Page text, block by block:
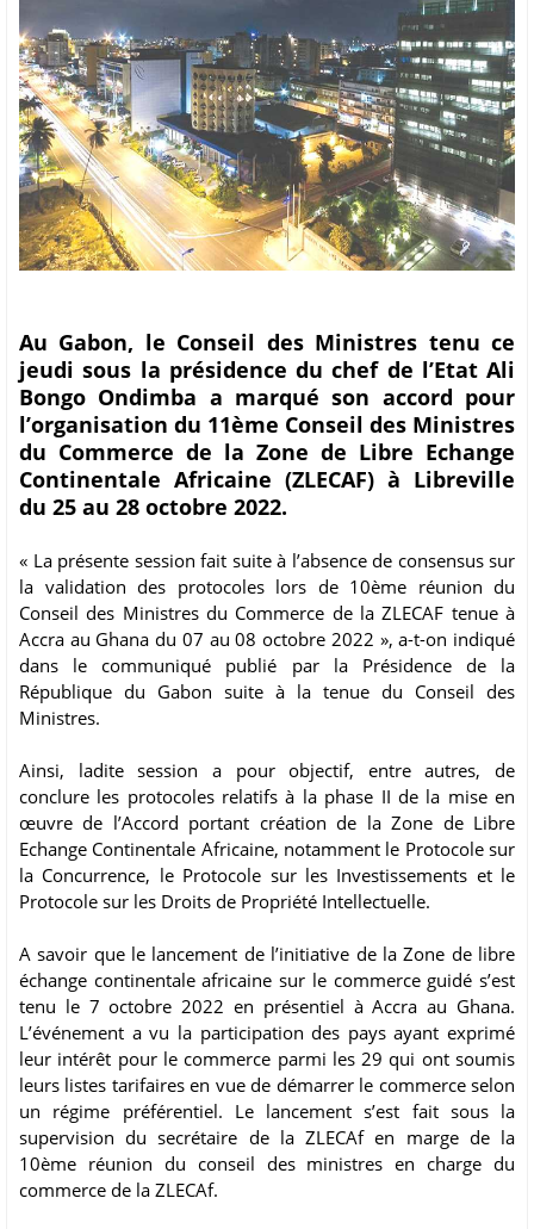
Au Gabon, le Conseil des Ministres tenu ce
jeudi sous la présidence du chef de l’Etat Ali
Bongo Ondimba a marqué son accord pour
l’organisation du 11ème Conseil des Ministres
du Commerce de la Zone de Libre Echange
Continentale Africaine (ZLECAF) à Libreville
du 25 au 28 octobre 2022.
« La présente session fait suite à l’absence de consensus sur
la validation des protocoles lors de 10ème réunion du
Conseil des Ministres du Commerce de la ZLECAF tenue à
Accra au Ghana du 07 au 08 octobre 2022 », a-t-on indiqué
dans le communiqué publié par la Présidence de la
République du Gabon suite à la tenue du Conseil des
Ministres.
Ainsi, ladite session a pour objectif, entre autres, de
conclure les protocoles relatifs à la phase II de la mise en
œuvre de l’Accord portant création de la Zone de Libre
Echange Continentale Africaine, notamment le Protocole sur
la Concurrence, le Protocole sur les Investissements et le
Protocole sur les Droits de Propriété Intellectuelle.
A savoir que le lancement de l’initiative de la Zone de libre
échange continentale africaine sur le commerce guidé s’est
tenu le 7 octobre 2022 en présentiel à Accra au Ghana.
L’événement a vu la participation des pays ayant exprimé
leur intérêt pour le commerce parmi les 29 qui ont soumis
leurs listes tarifaires en vue de démarrer le commerce selon
un régime préférentiel. Le lancement s’est fait sous la
supervision du secrétaire de la ZLECAf en marge de la
10ème réunion du conseil des ministres en charge du
commerce de la ZLECAf.